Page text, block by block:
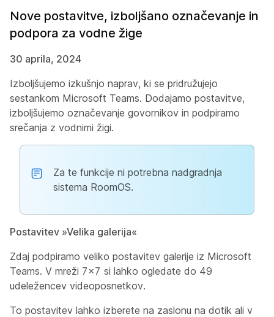
Nove postavitve, izboljšano označevanje in
podpora za vodne žige
30 aprila, 2024
Izboljšujemo izkušnjo naprav, ki se pridružujejo
sestankom Microsoft Teams. Dodajamo postavitve,
izboljšujemo označevanje govornikov in podpiramo
srečanja z vodnimi žigi.
Za te funkcije ni potrebna nadgradnja
sistema RoomOS.
Postavitev »Velika galerija«
Zdaj podpiramo veliko postavitev galerije iz Microsoft
Teams. V mreži 7x7 si lahko ogledate do 49
udeležencev videoposnetkov.
To postavitev lahko izberete na zaslonu na dotik ali v